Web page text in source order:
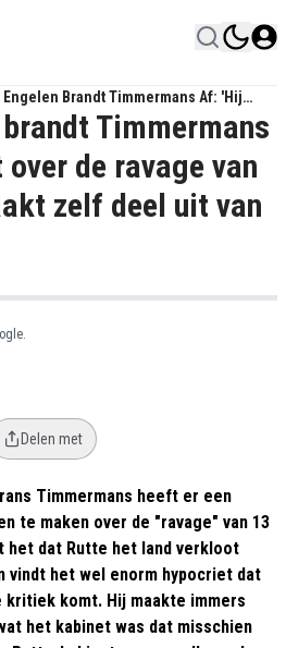
Engelen Brandt Timmermans Af: 'Hij
Over De Ravage Van Rutte Maar Maakt
Uit Van Rutte II!'Timmermans
de ravage van
zelf deel uit van
Delen met
Timmermans heeft er een
te maken over de "ravage" van 13
het dat Rutte het land verkloot
vindt het wel enorm hypocriet dat
kritiek komt. Hij maakte immers
het kabinet was dat misschien